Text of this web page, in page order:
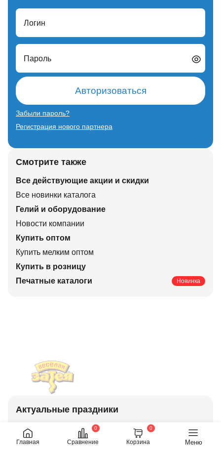
Главная Сравнение
0
Корзина
0
Меню
Логин
Пароль
Авторизоваться
Забыли пароль?
Регистрация нового партнера
Смотрите также
Все действующие акции и скидки
Все новинки каталога
Гелий и оборудование
Новости компании
Купить оптом
Купить мелким оптом
Купить в розницу
Печатные каталоги
Новинка
Актуальные праздники
Свадьбы
Корпоративные